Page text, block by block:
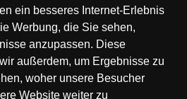
ein besseres Internet-Erlebnis
Werbung, die Sie sehen,
anzupassen. Diese
außerdem, um Ergebnisse zu
woher unsere Besucher
Website weiter zu